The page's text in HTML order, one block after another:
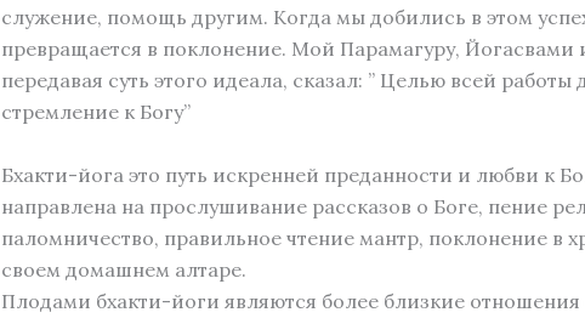
служение, помощь другим. Когда мы добились в этом
превращается в поклонение. Мой Парамагуру,
передавая суть этого идеала, сказал: ” Целью всей
стремление к Богу”
Бхакти-йога это путь искренней преданности и любви к
направлена ​​на прослушивание рассказов о Боге, пение
паломничество, правильное чтение мантр, поклонение в
своем домашнем алтаре.
Плодами бхакти-йоги являются более близкие